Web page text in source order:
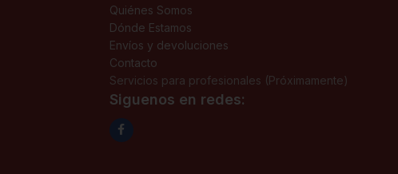
Quiénes Somos
Dónde Estamos
Envíos y devoluciones
Contacto
Servicios para profesionales (Próximamente)
Siguenos en redes: